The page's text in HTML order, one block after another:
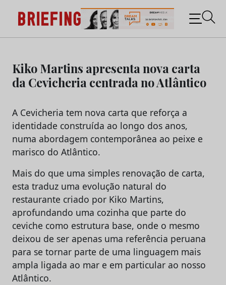
content
Briefing: Todas as notícias sobre os negócios do
Marketing e da Publicidade
Kiko Martins apresenta nova carta
da Cevicheria centrada no Atlântico
A Cevicheria tem nova carta que reforça a
identidade construída ao longo dos anos,
numa abordagem contemporânea ao peixe e
marisco do Atlântico.
Mais do que uma simples renovação de carta,
esta traduz uma evolução natural do
restaurante criado por Kiko Martins,
aprofundando uma cozinha que parte do
ceviche como estrutura base, onde o mesmo
deixou de ser apenas uma referência peruana
para se tornar parte de uma linguagem mais
ampla ligada ao mar e em particular ao nosso
Atlântico.